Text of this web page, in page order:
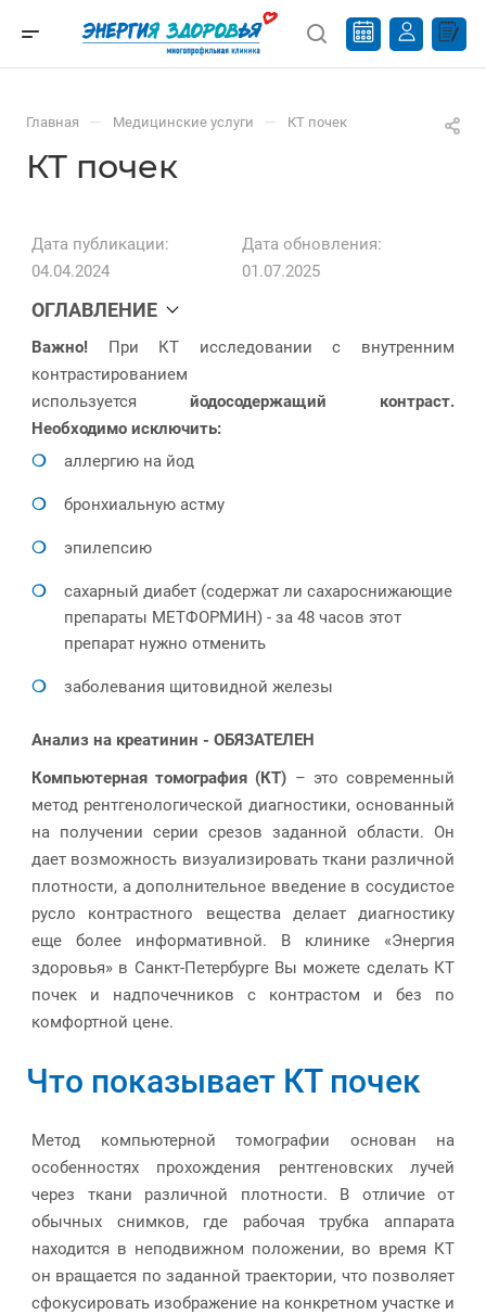
Главная — Медицинские услуги — КТ почек
КТ почек
Дата публикации:
04.04.2024
Дата обновления:
01.07.2025
ОГЛАВЛЕНИЕ
Важно! При КТ исследовании с внутренним
контрастированием
используется йодосодержащий контраст.
Необходимо исключить:
аллергию на йод
бронхиальную астму
эпилепсию
сахарный диабет (содержат ли сахароснижающие
препараты МЕТФОРМИН) - за 48 часов этот
препарат нужно отменить
заболевания щитовидной железы
Анализ на креатинин - ОБЯЗАТЕЛЕН
Компьютерная томография (КТ) – это современный
метод рентгенологической диагностики, основанный
на получении серии срезов заданной области. Он
дает возможность визуализировать ткани различной
плотности, а дополнительное введение в сосудистое
русло контрастного вещества делает диагностику
еще более информативной. В клинике «Энергия
здоровья» в Санкт-Петербурге Вы можете сделать КТ
почек и надпочечников с контрастом и без по
комфортной цене.
Что показывает КТ почек
Метод компьютерной томографии основан на
особенностях прохождения рентгеновских лучей
через ткани различной плотности. В отличие от
обычных снимков, где рабочая трубка аппарата
находится в неподвижном положении, во время КТ
он вращается по заданной траектории, что позволяет
сфокусировать изображение на конкретном участке и